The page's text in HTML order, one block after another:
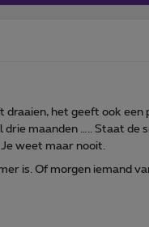
draaien, het geeft ook
maanden ….. Staat de
weet maar nooit.
is. Of morgen iemand